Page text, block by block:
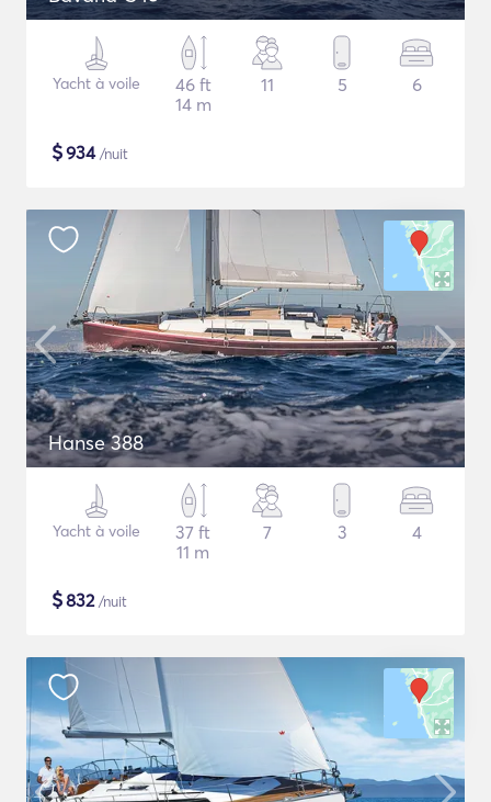
Yacht à voile
46 ft
14 m
11 5 6
$934/nuit
Hanse 388
Yacht à voile
37 ft
11 m
7 3 4
$832/nuit